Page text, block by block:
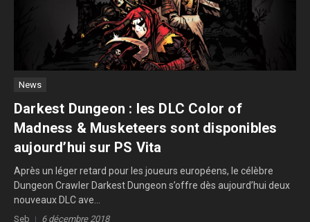
News
Darkest Dungeon : les DLC Color of
Madness & Musketeers sont disponibles
aujourd’hui sur PS Vita
Après un léger retard pour les joueurs européens, le célèbre
Dungeon Crawler Darkest Dungeon s’offre dès aujourd’hui deux
nouveaux DLC ave...
Seb 6 décembre 2018